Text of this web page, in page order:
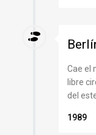
Cae el
libre
del
1989